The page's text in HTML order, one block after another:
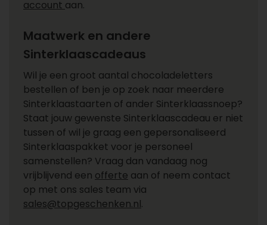
account aan.
Maatwerk en andere
Sinterklaascadeaus
Wil je een groot aantal chocoladeletters
bestellen of ben je op zoek naar meerdere
Sinterklaastaarten of ander Sinterklaassnoep?
Staat jouw gewenste Sinterklaascadeau er niet
tussen of wil je graag een gepersonaliseerd
Sinterklaaspakket voor je personeel
samenstellen? Vraag dan vandaag nog
vrijblijvend een offerte aan of neem contact
op met ons sales team via
sales@topgeschenken.nl.